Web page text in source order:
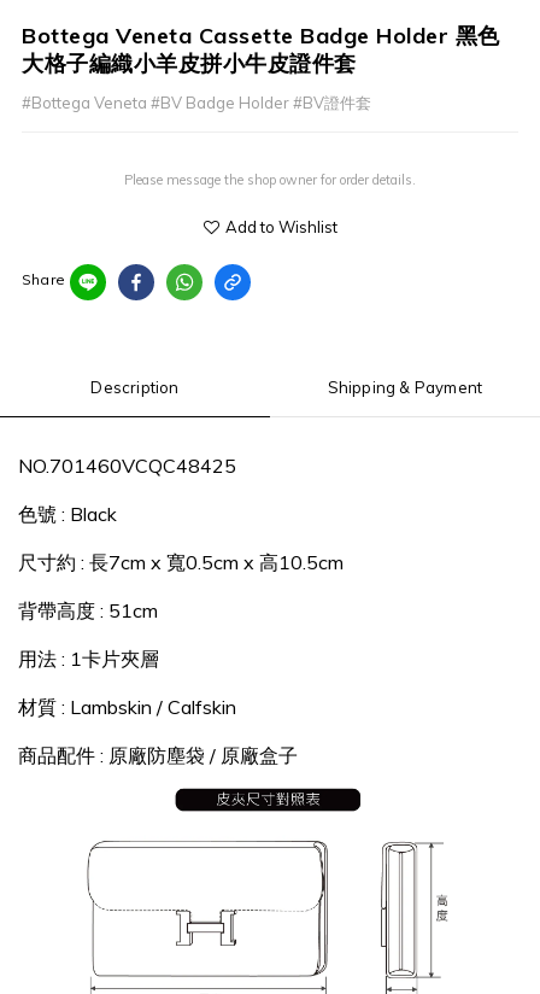
Bottega Veneta Cassette Badge Holder 黑色
大格子編織小羊皮拼小牛皮證件套
#Bottega Veneta #BV Badge Holder #BV證件套
Please message the shop owner for order details.
Add to Wishlist
Share
Description Shipping & Payment
NO.701460VCQC48425
色號 : Black
尺寸約 : 長7cm x 寬0.5cm x 高10.5cm
背帶高度 : 51cm
用法 : 1卡片夾層
材質 : Lambskin / Calfskin
商品配件 : 原廠防塵袋 / 原廠盒子